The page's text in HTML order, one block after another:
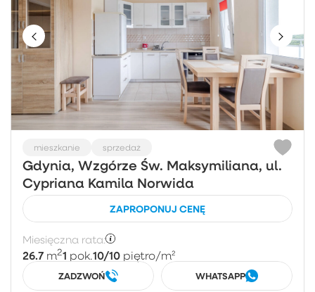
mieszkanie sprzedaż
Gdynia, Wzgórze Św. Maksymiliana, ul.
Cypriana Kamila Norwida
ZAPROPONUJ CENĘ
Miesięczna rata:
26.7 m21 pok.10/10 piętro/m²
ZADZWOŃ WHATSAPP